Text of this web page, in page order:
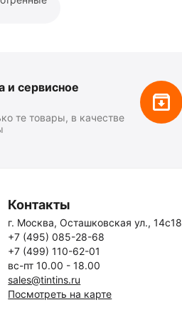
и сервисное
те товары, в качестве
Контакты
г. Москва, Осташковская ул., 14с18
+7 (495) 085-28-68
+7 (499) 110-62-01
вс-пт 10.00 - 18.00
sales@tintins.ru
Посмотреть на карте